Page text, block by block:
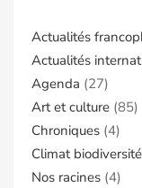
Actualités
Actualités
Agenda (27)
Art et culture (85)
Chroniques (4)
Climat biodiversité
Nos racines (4)